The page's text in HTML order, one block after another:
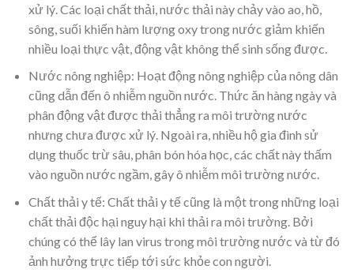
xử lý. Các loại chất thải, nước thải này chảy vào ao, hồ,
sông, suối khiến hàm lượng oxy trong nước giảm khiến
nhiều loại thực vật, động vật không thể sinh sống được.
Nước nông nghiệp: Hoạt động nông nghiệp của nông dân
cũng dẫn đến ô nhiễm nguồn nước. Thức ăn hàng ngày và
phân động vật được thải thẳng ra môi trường nước
nhưng chưa được xử lý. Ngoài ra, nhiều hộ gia đình sử
dụng thuốc trừ sâu, phân bón hóa học, các chất này thấm
vào nguồn nước ngầm, gây ô nhiễm môi trường nước.
Chất thải y tế: Chất thải y tế cũng là một trong những loại
chất thải độc hại nguy hại khi thải ra môi trường. Bởi
chúng có thể lây lan virus trong môi trường nước và từ đó
ảnh hưởng trực tiếp tới sức khỏe con người.